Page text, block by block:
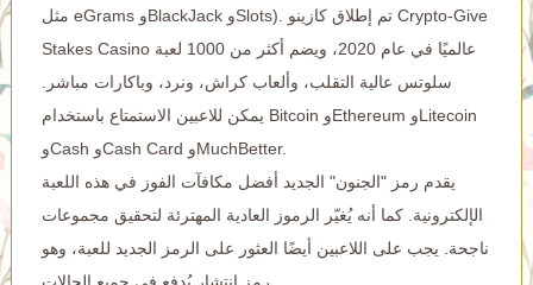
مثل eGrams وBlackJack وSlots). تم إطلاق كازينو Crypto-Give
Stakes Casino عالميًا في عام 2020، ويضم أكثر من 1000 لعبة
سلوتس عالية التقلب، وألعاب كراش، ونرد، وباكارات مباشر.
يمكن للاعبين الاستمتاع باستخدام Bitcoin وEthereum وLitecoin
وCash وCash Card وMuchBetter.
يقدم رمز "الجنون" الجديد أفضل مكافآت الفوز في هذه اللعبة
الإلكترونية. كما أنه يُغيّر الرموز العادية المهترئة لتحقيق مجموعات
ناجحة. يجب على اللاعبين أيضًا العثور على الرمز الجديد للعبة، وهو